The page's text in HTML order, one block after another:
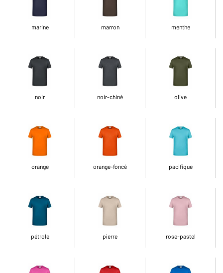
marine marron menthe
noir noir-chiné olive
orange orange-foncé pacifique
pétrole pierre rose-pastel